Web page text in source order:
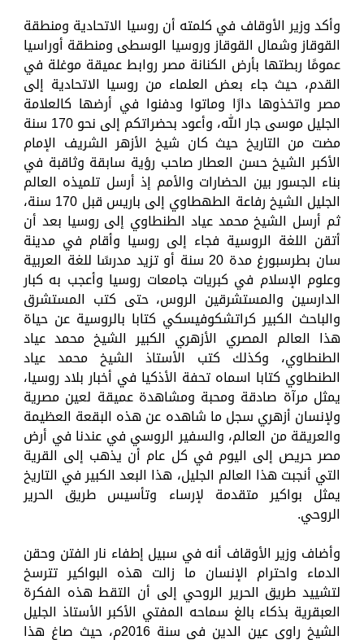
وأكد وزير الأوقاف في كلمته أن روسيا الاتحادية ومنطقة
القوقاز وشمال القوقاز وروسيا الوسطى ومنطقة أوراسيا
عمومًا ربطتها بأرض الكنانة مصر روابط عميقة موغلة في
القدم، حيث جاء بعض العلماء من روسيا الاتحادية إلى
مصر واتخذوها دارًا وماتوا ودفنوا في أرضها كالعلامة
الجليل موسى جار الله، وأعود بحضراتكم إلى نحو 170 سنة
مضت من التاريخ حيث كان شيخ الأزهر الشريف الإمام
الأكبر الشيخ حسن العطار صاحب رؤية سابقة وثاقبة في
بناء الجسور بين الحضارات والأمم إذ أرسل تلميذه العالم
الجليل الشيخ رفاعة الطهطاوي إلى باريس قبل 170 سنة،
ثم أرسل الشيخ محمد عياد الطنطاوي إلى روسيا بعد أن
أتقن اللغة الروسية فجاء إلى روسيا وأقام في مدينة
سان بطرسبورغ مدة 20 سنة أو تزيد مدرسًا للغة العربية
وعلوم الإسلام في كبريات جامعات روسيا وأعجب به كبار
الدارسين والمستشرقين الروس، حتى كتب المستشرق
والباحث الكبير كراتشكوفيسكي كتابا بالروسية عن حياة
هذا العالم المصري الأزهري الكبير الشيخ محمد عياد
الطنطاوي، وكذلك كتب الأستاذ الشيخ محمد عياد
الطنطاوي كتابا اسماه تحفة الأذكيا في أخبار بلاد روسيا،
يمثل مرآة صادقة ومحبة ومشاهدة عميقة لعين مصرية
ولإنسان أزهري سجل ما شاهده عن هذه البقعة العظيمة
والعريقة من العالم، والسفير الروسي في عندنا في أرض
مصر حريص إلى اليوم في كل عام أن يذهب إلى القرية
التي أنجبت هذا العالم الجليل، هذا البعد الكبير في التاريخ
يمثل بواكير متقدمة لإرساء وتأسيس طريق الحرير
الروحي.
وأضاف وزير الأوقاف أنه في سبيل إطفاء نار الفتن وحقن
الدماء واحترام الإنسان ما زالت هذه البواكير تترسخ
لتشييد طريق الحرير الروحي إلى أن التقط هذه الفكرة
العبقرية بذكاء بالغ سماحه المفتي الأكبر الأستاذ الجليل
الشيخ راوي عين الدين في سنة 2016م، حيث صاغ هذا